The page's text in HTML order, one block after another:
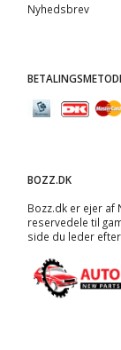
Nyhedsbrev
BOZZ.DK
Bozz.dk er ejer af
reservedele til
side du leder